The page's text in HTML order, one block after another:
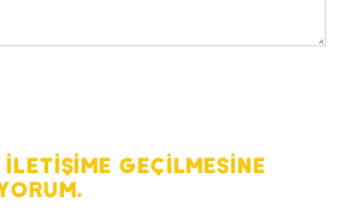
GEÇILMESINE